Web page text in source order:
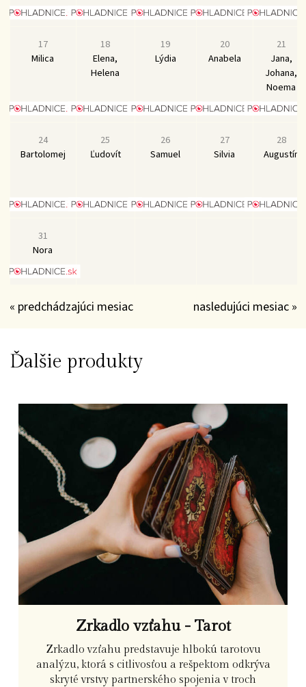
17
Milica
18
Elena,
Helena
19
Lýdia
20
Anabela
21
Jana,
Johana,
Noema
24
Bartolomej
25
Ľudovít
26
Samuel
27
Silvia
28
Augustín
31
Nora
« predchádzajúci mesiac nasledujúci mesiac »
Ďalšie produkty
Zrkadlo vzťahu - Tarot
Zrkadlo vzťahu predstavuje hlbokú tarotovu
analýzu, ktorá s citlivosťou a rešpektom odkrýva
skryté vrstvy partnerského spojenia v troch